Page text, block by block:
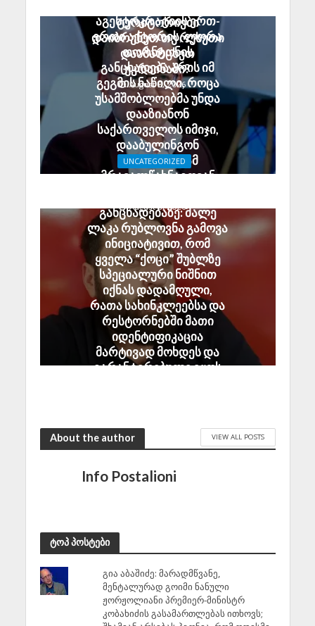
ტერიტორიები
დაიბრუნეთ თუ რუსეთი
დაამარცხეთ
უკრაინაში?
August 8, 2026
აგენტოკრატიის ერთ-
ერთი აქტორის, ლორა
თორნტონის
განცხადება არის იმ
გეგმის ნაწილი, როცა
უსამშობლოებმა უნდა
დააზიანონ
საქართველოს იმიჯი,
დააბულინგონ
ტურისტები; ამ
მრავალწახნაგოვან
August 6, 2026
UNCATEGORIZED
განცხადებაზე: მალე
ლაკა რუბლოვნა გამოვა
ინიციატივით, რომ
ყველა “ქოცი” შუბლზე
სპეციალური ნიშნით
იქნას დადამღული,
რათა სახინკლეებსა და
რესტორნებში მათი
იდენტიფიკაცია
მარტივად მოხდეს და
გარანტირებული იყოს
About the author VIEW ALL POSTS
Info Postalioni
ტოპ პოსტები
გია აბაშიძე: მარადმწვანე,
მენტალურად გოიმი ნანული
ჟორჟოლიანი პრემიერ-მინისტრ
კობახიძის გასამართლებას ითხოვს;